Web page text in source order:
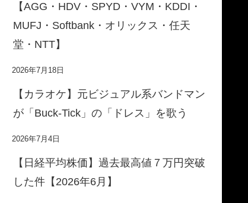
【AGG・HDV・SPYD・VYM・KDDI・
MUFJ・Softbank・オリックス・任天
堂・NTT】
2026年7月18日
【カラオケ】元ビジュアル系バンドマン
が「Buck-Tick」の「ドレス」を歌う
2026年7月4日
【日経平均株価】過去最高値７万円突破
した件【2026年6月】